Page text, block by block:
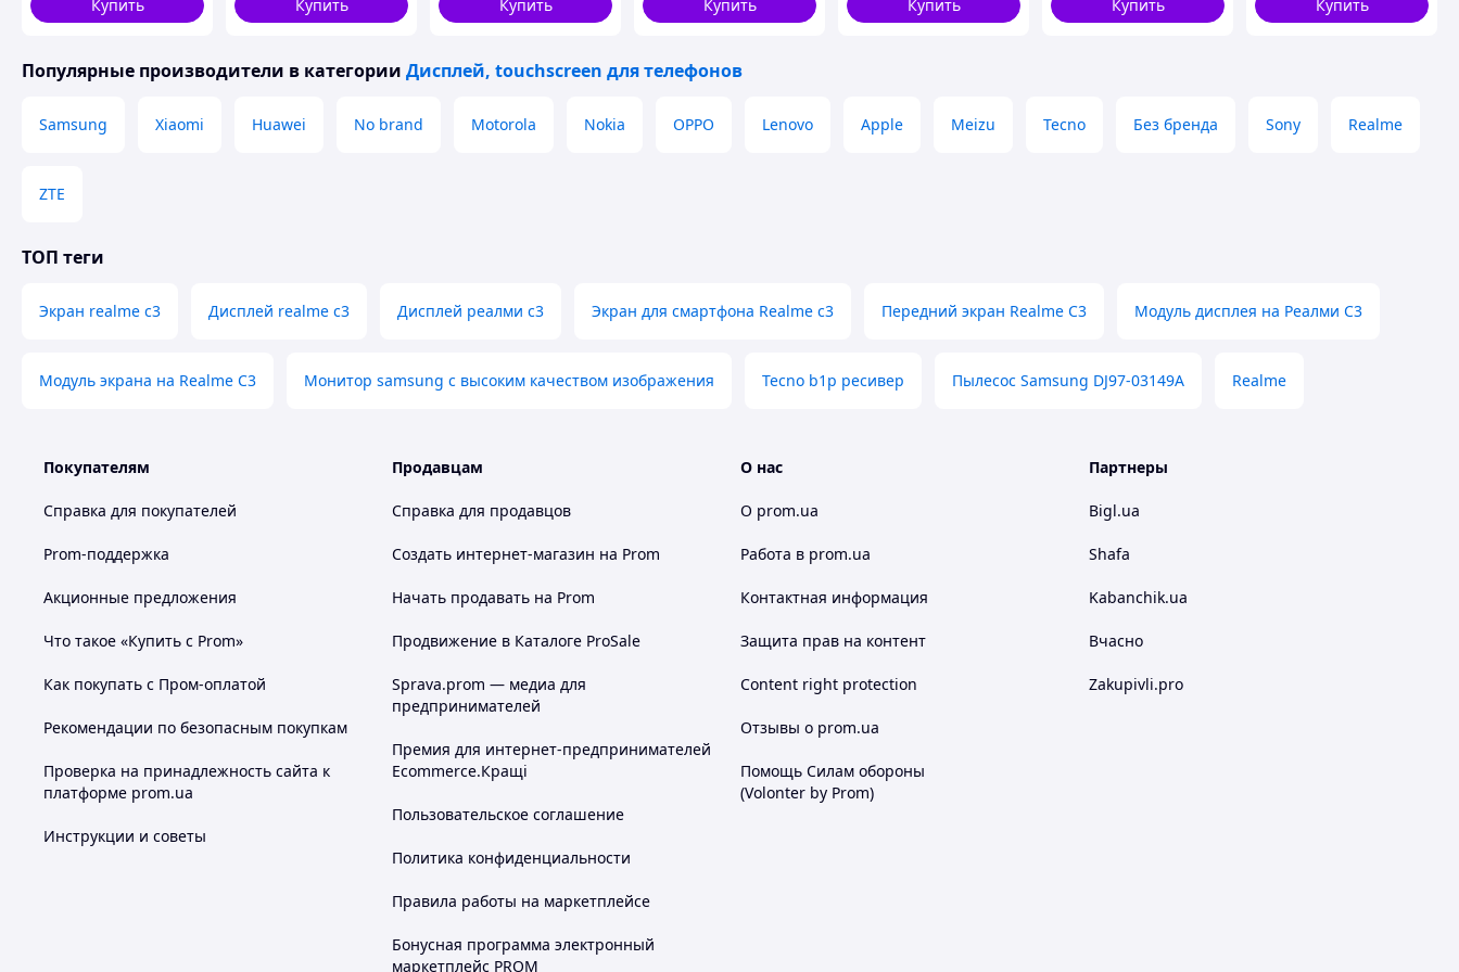
Похожие товары по характеристикам
Купить
Купить
Купить
Купить Купить
Купить
Купить
Популярные производители в категории Дисплей, touchscreen для телефонов
Samsung Xiaomi Huawei No brand Motorola Nokia OPPO Lenovo Apple Meizu Tecno Без бренда Sony Realme
ZTE
ТОП теги
Экран realme c3 Дисплей realme c3 Дисплей реалми с3 Экран для смартфона Realme c3 Передний экран Realme C3 Модуль дисплея на Реалми С3
Модуль экрана на Realme C3 Монитор samsung с высоким качеством изображения Tecno b1p ресивер Пылесос Samsung DJ97-03149A Realme
Покупателям
Справка для покупателей
Prom-поддержка
Акционные предложения
Что такое «Купить с Prom»
Как покупать с Пром-оплатой
Рекомендации по безопасным покупкам
Проверка на принадлежность сайта к
платформе prom.ua
Инструкции и советы
Продавцам
Справка для продавцов
Создать интернет-магазин на Prom
Начать продавать на Prom
Продвижение в Каталоге ProSale
Sprava.prom — медиа для
предпринимателей
Премия для интернет-предпринимателей
Ecommerce.Кращі
Пользовательское соглашение
Политика конфиденциальности
Правила работы на маркетплейсе
Бонусная программа электронный
маркетплейс PROM
О нас
О prom.ua
Работа в prom.ua
Контактная информация
Защита прав на контент
Content right protection
Отзывы о prom.ua
Помощь Силам обороны
(Volonter by Prom)
Партнеры
Bigl.ua
Shafa
Kabanchik.ua
Вчасно
Zakupivli.pro